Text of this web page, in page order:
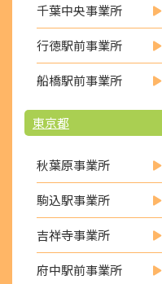
千葉中央事業所
行徳駅前事業所
船橋駅前事業所
東京都
秋葉原事業所
駒込駅事業所
吉祥寺事業所
府中駅前事業所